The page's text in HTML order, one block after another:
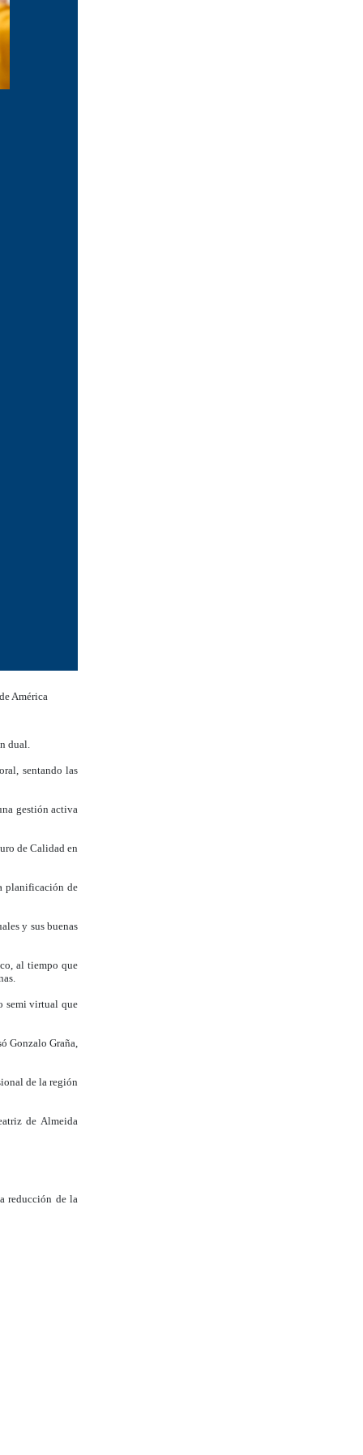
América
dual.
sentando las
gestión activa
de Calidad en
planificación de
y sus buenas
al tiempo que
semi virtual que
Gonzalo Graña,
de la región
de Almeida
reducción de la